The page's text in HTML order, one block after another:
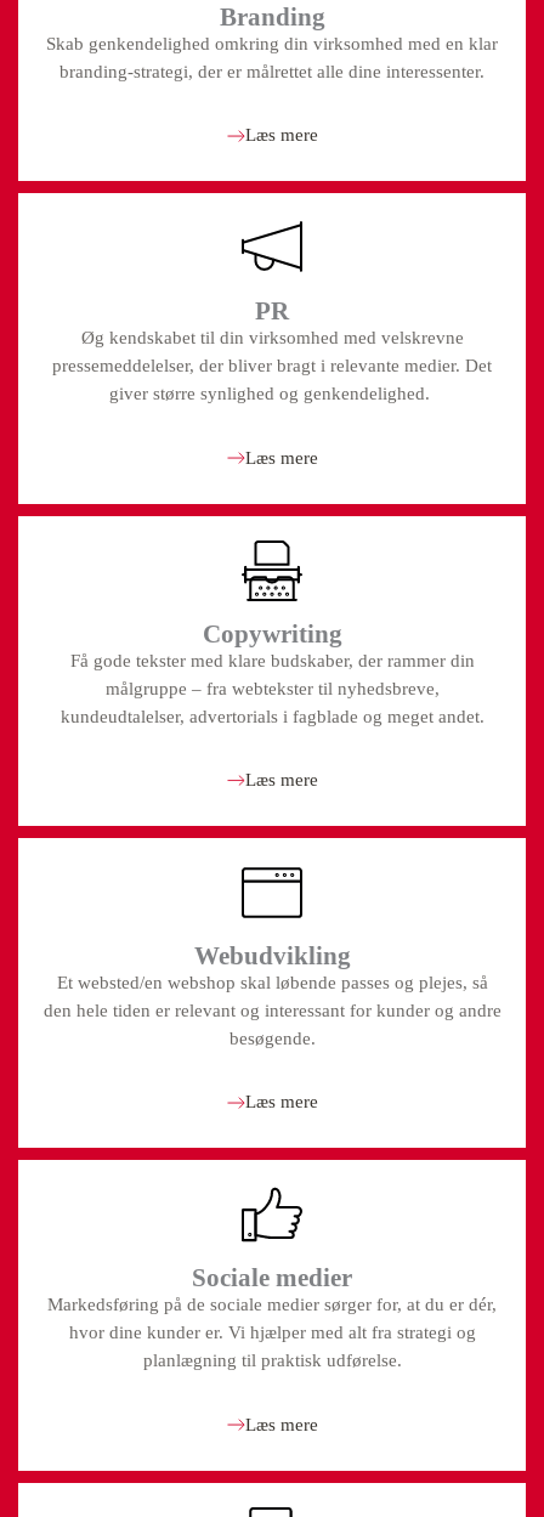
Branding
Skab genkendelighed omkring din virksomhed med en klar
branding-strategi, der er målrettet alle dine interessenter.
Læs mere
PR
Øg kendskabet til din virksomhed med velskrevne
pressemeddelelser, der bliver bragt i relevante medier. Det
giver større synlighed og genkendelighed.
Læs mere
Copywriting
Få gode tekster med klare budskaber, der rammer din
målgruppe – fra webtekster til nyhedsbreve,
kundeudtalelser, advertorials i fagblade og meget andet.
Læs mere
Webudvikling
Et websted/en webshop skal løbende passes og plejes, så
den hele tiden er relevant og interessant for kunder og andre
besøgende.
Læs mere
Sociale medier
Markedsføring på de sociale medier sørger for, at du er dér,
hvor dine kunder er. Vi hjælper med alt fra strategi og
planlægning til praktisk udførelse.
Læs mere